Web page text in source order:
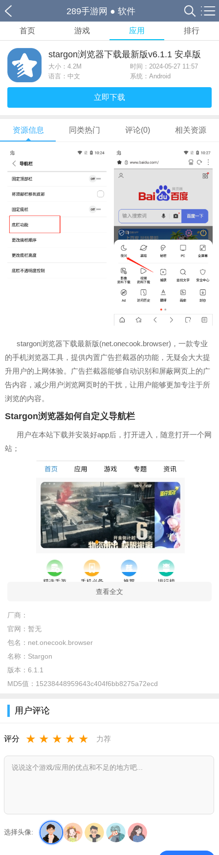
289手游网 ● 软件
首页 游戏 应用 排行
stargon浏览器下载最新版v6.1.1 安卓版
大小： 4.2M
时间：2024-05-27 11:57
语言：中文
系统：Android
立即下载
资源信息 同类热门 评论(0) 相关资源
stargon浏览器下载最新版(net.onecook.browser)，一款专业
的手机浏览器工具，提供内置广告拦截器的功能，无疑会大大提
升用户的上网体验。广告拦截器能够自动识别和屏蔽网页上的广
告内容，减少用户浏览网页时的干扰，让用户能够更加专注于所
浏览的内容。
Stargon浏览器如何自定义导航栏
用户在本站下载并安装好app后，打开进入，随意打开一个网
站；
图所示；
查看全文
厂商：
官网： 暂无
包名： net.onecook.browser
名称： Stargon
版本： 6.1.1
MD5值： 15238448959643c404f6bb8275a72ecd
用户评论
评分 ★ ★ ★ ★ ★ 力荐
选择头像: